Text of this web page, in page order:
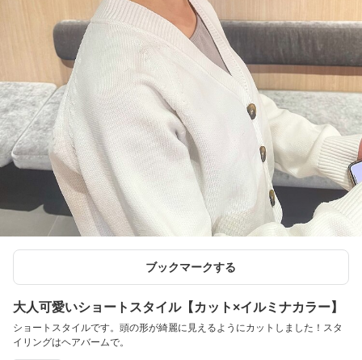
ブックマークする
大人可愛いショートスタイル【カット×イルミナカラー】
ショートスタイルです。頭の形が綺麗に見えるようにカットしました！スタ
イリングはヘアバームで。